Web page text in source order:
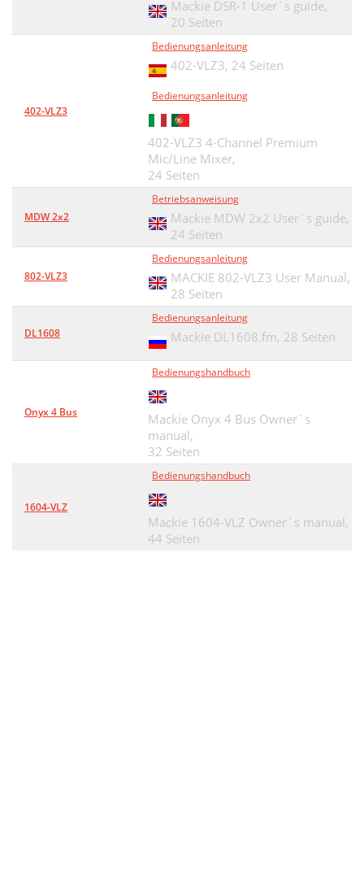
Mackie DSR-1 User`s guide,
20 Seiten
402-VLZ3
Bedienungsanleitung
402-VLZ3, 24 Seiten
Bedienungsanleitung
402-VLZ3 4-Channel Premium
Mic/Line Mixer,
24 Seiten
MDW 2x2
Betriebsanweisung
Mackie MDW 2x2 User`s guide,
24 Seiten
802-VLZ3
Bedienungsanleitung
MACKIE 802-VLZ3 User Manual,
28 Seiten
DL1608
Bedienungsanleitung
Mackie DL1608.fm, 28 Seiten
Onyx 4 Bus
Bedienungshandbuch
Mackie Onyx 4 Bus Owner`s
manual,
32 Seiten
1604-VLZ
Bedienungshandbuch
Mackie 1604-VLZ Owner`s manual,
44 Seiten